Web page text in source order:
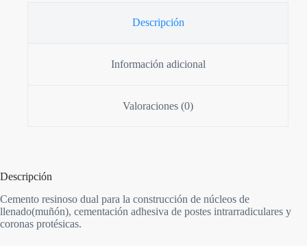
Descripción
Información adicional
Valoraciones (0)
Descripción
Cemento resinoso dual para la construcción de núcleos de
llenado(muñón), cementación adhesiva de postes intrarradiculares y
coronas protésicas.